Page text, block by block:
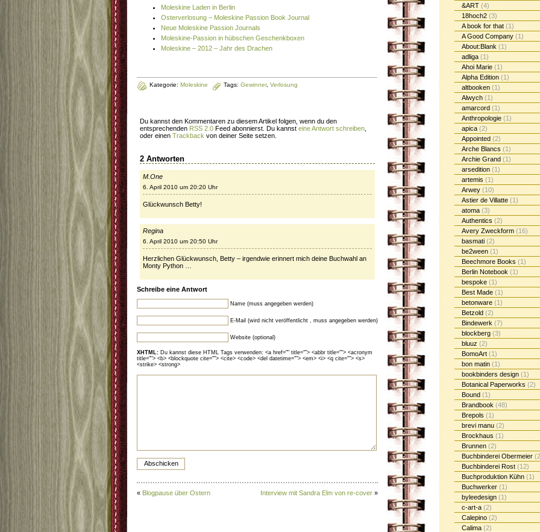
&ART (4)
18hoch2 (3)
A book for that (1)
A Good Company (1)
About:Blank (1)
adliga (1)
Ahoi Marie (1)
Alpha Edition (1)
altbooken (1)
Alwych (1)
amarcord (1)
Anthropologie (1)
apica (2)
Appointed (2)
Arche Blancs (1)
Archie Grand (1)
arsedition (1)
artemis (1)
Arwey (10)
Astier de Villatte (1)
atoma (3)
Authentics (2)
Avery Zweckform (16)
basmati (2)
be2ween (1)
Beechmore Books (1)
Berlin Notebook (1)
bespoke (1)
Best Made (1)
betonware (1)
Betzold (2)
Bindewerk (7)
blockberg (3)
bluuz (2)
BomoArt (1)
bon matin (1)
bookbinders design (1)
Botanical Paperworks (2)
Bound (1)
Brandbook (48)
Brepols (1)
brevi manu (2)
Brockhaus (1)
Brunnen (2)
Buchbinderei Obermeier
Buchbinderei Rost (12)
Buchproduktion Kühn (1)
Buchwerker (1)
byleedesign (1)
c-art-a (2)
Calepino (2)
Calima (2)
Moleskine Laden in Berlin
Osterverlosung – Moleskine Passion Book Journal
Neue Moleskine Passion Journals
Moleskine-Passion in hübschen Geschenkboxen
Moleskine – 2012 – Jahr des Drachen
Kategorie: Moleskine Tags: Gewinner, Verlosung
Du kannst den Kommentaren zu diesem Artikel folgen, wenn du den
entsprechenden RSS 2.0 Feed abonnierst. Du kannst eine Antwort schreiben
oder einen Trackback von deiner Seite setzen.
2 Antworten
M.One
6. April 2010 um 20:20 Uhr
Glückwunsch Betty!
Regina
6. April 2010 um 20:50 Uhr
Herzlichen Glückwunsch, Betty – irgendwie erinnert mich deine Buchwahl an
Monty Python …
Schreibe eine Antwort
Name (muss angegeben werden)
E-Mail (wird nicht veröffentlicht , muss angegeben werden)
Website (optional)
XHTML: Du kannst diese HTML Tags verwenden: <a href="" title=""> <abbr title=""> <acronym
title=""> <b> <blockquote cite=""> <cite> <code> <del datetime=""> <em> <i> <q cite=""> <s>
<strike> <strong>
« Blogpause über Ostern Interview mit Sandra Elm von re-cover »